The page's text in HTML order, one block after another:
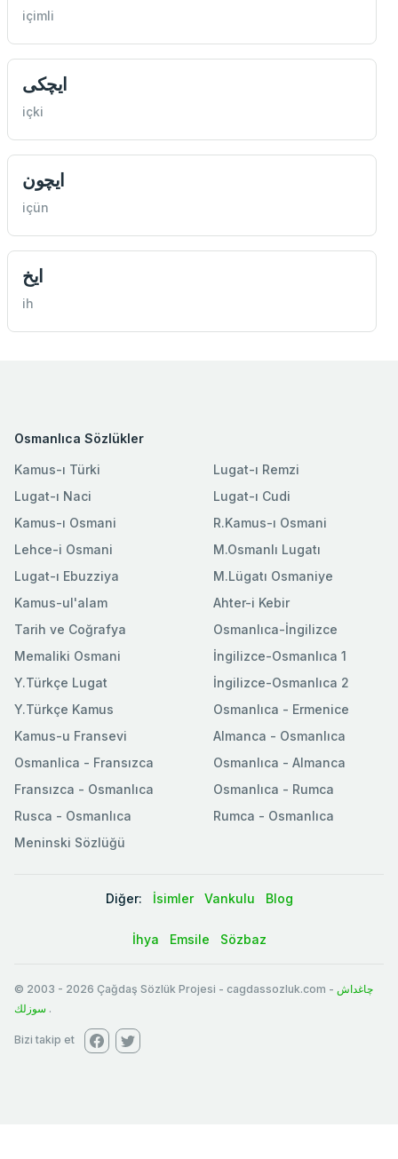
içimli
ايچكی
içki
ايچون
içün
ايخ
ih
Osmanlıca Sözlükler
Kamus-ı Türki
Lugat-ı Naci
Kamus-ı Osmani
Lehce-i Osmani
Lugat-ı Ebuzziya
Lugat-ı Remzi
Lugat-ı Cudi
R.Kamus-ı Osmani
M.Osmanlı Lugatı
M.Lügatı Osmaniye
Kamus-ul'alam
Tarih ve Coğrafya
Memaliki Osmani
Y.Türkçe Lugat
Y.Türkçe Kamus
Ahter-i Kebir
Osmanlıca-İngilizce
İngilizce-Osmanlıca 1
İngilizce-Osmanlıca 2
Osmanlıca - Ermenice
Kamus-u Fransevi
Osmanlica - Fransızca
Fransızca - Osmanlıca
Rusca - Osmanlıca
Meninski Sözlüğü
Almanca - Osmanlıca
Osmanlıca - Almanca
Osmanlıca - Rumca
Rumca - Osmanlıca
Diğer: İsimler Vankulu Blog
İhya Emsile Sözbaz
© 2003 - 2026 Çağdaş Sözlük Projesi - cagdassozluk.com - چاغداش
سوزلك .
Bizi takip et